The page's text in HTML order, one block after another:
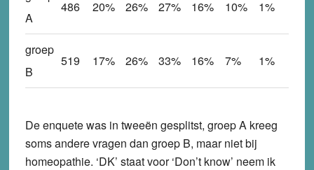
A
486 20% 26% 27% 16% 10% 1%
groep
B
519 17% 26% 33% 16% 7% 1%
De enquete was in tweeën gesplitst, groep A kreeg
soms andere vragen dan groep B, maar niet bij
homeopathie. ‘DK’ staat voor ‘Don’t know’ neem ik